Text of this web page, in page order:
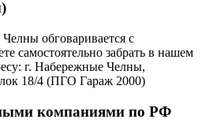
обговаривается с
самостоятельно забрать в нашем
г. Набережные Челны,
18/4 (ПГО Гараж 2000)
компаниями по РФ